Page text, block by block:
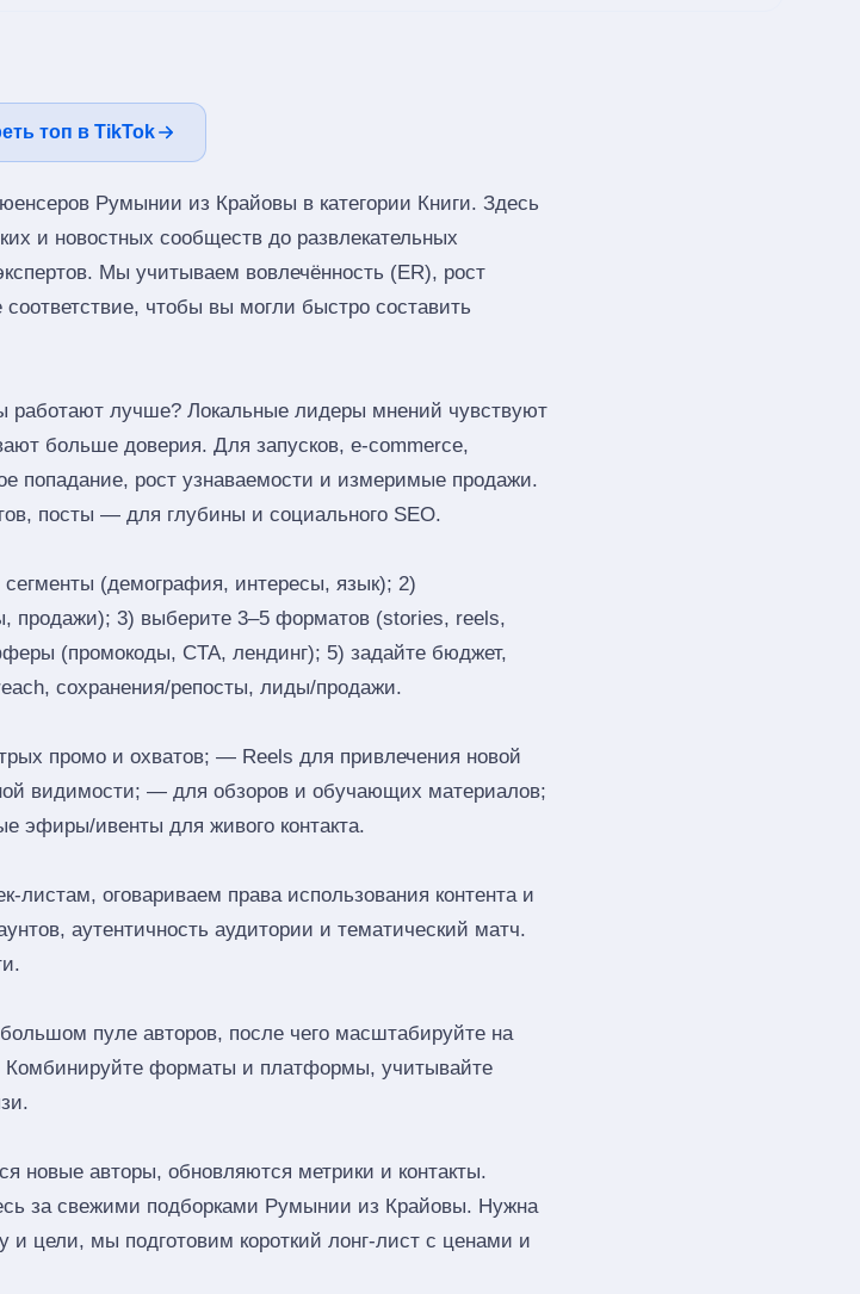
топ в TikTok
Румынии из Крайовы в категории Книги. Здесь
и новостных сообществ до развлекательных
Мы учитываем вовлечённость (ER), рост
чтобы вы могли быстро составить
лучше? Локальные лидеры мнений чувствуют
больше доверия. Для запусков, e‑commerce,
попадание, рост узнаваемости и измеримые продажи.
посты — для глубины и социального SEO.
(демография, интересы, язык); 2)
продажи); 3) выберите 3–5 форматов (stories, reels,
(промокоды, CTA, лендинг); 5) задайте бюджет,
сохранения/репосты, лиды/продажи.
промо и охватов; — Reels для привлечения новой
видимости; — для обзоров и обучающих материалов;
эфиры/ивенты для живого контакта.
оговариваем права использования контента и
аутентичность аудитории и тематический матч.
пуле авторов, после чего масштабируйте на
Комбинируйте форматы и платформы, учитывайте
новые авторы, обновляются метрики и контакты.
за свежими подборками Румынии из Крайовы. Нужна
цели, мы подготовим короткий лонг‑лист с ценами и